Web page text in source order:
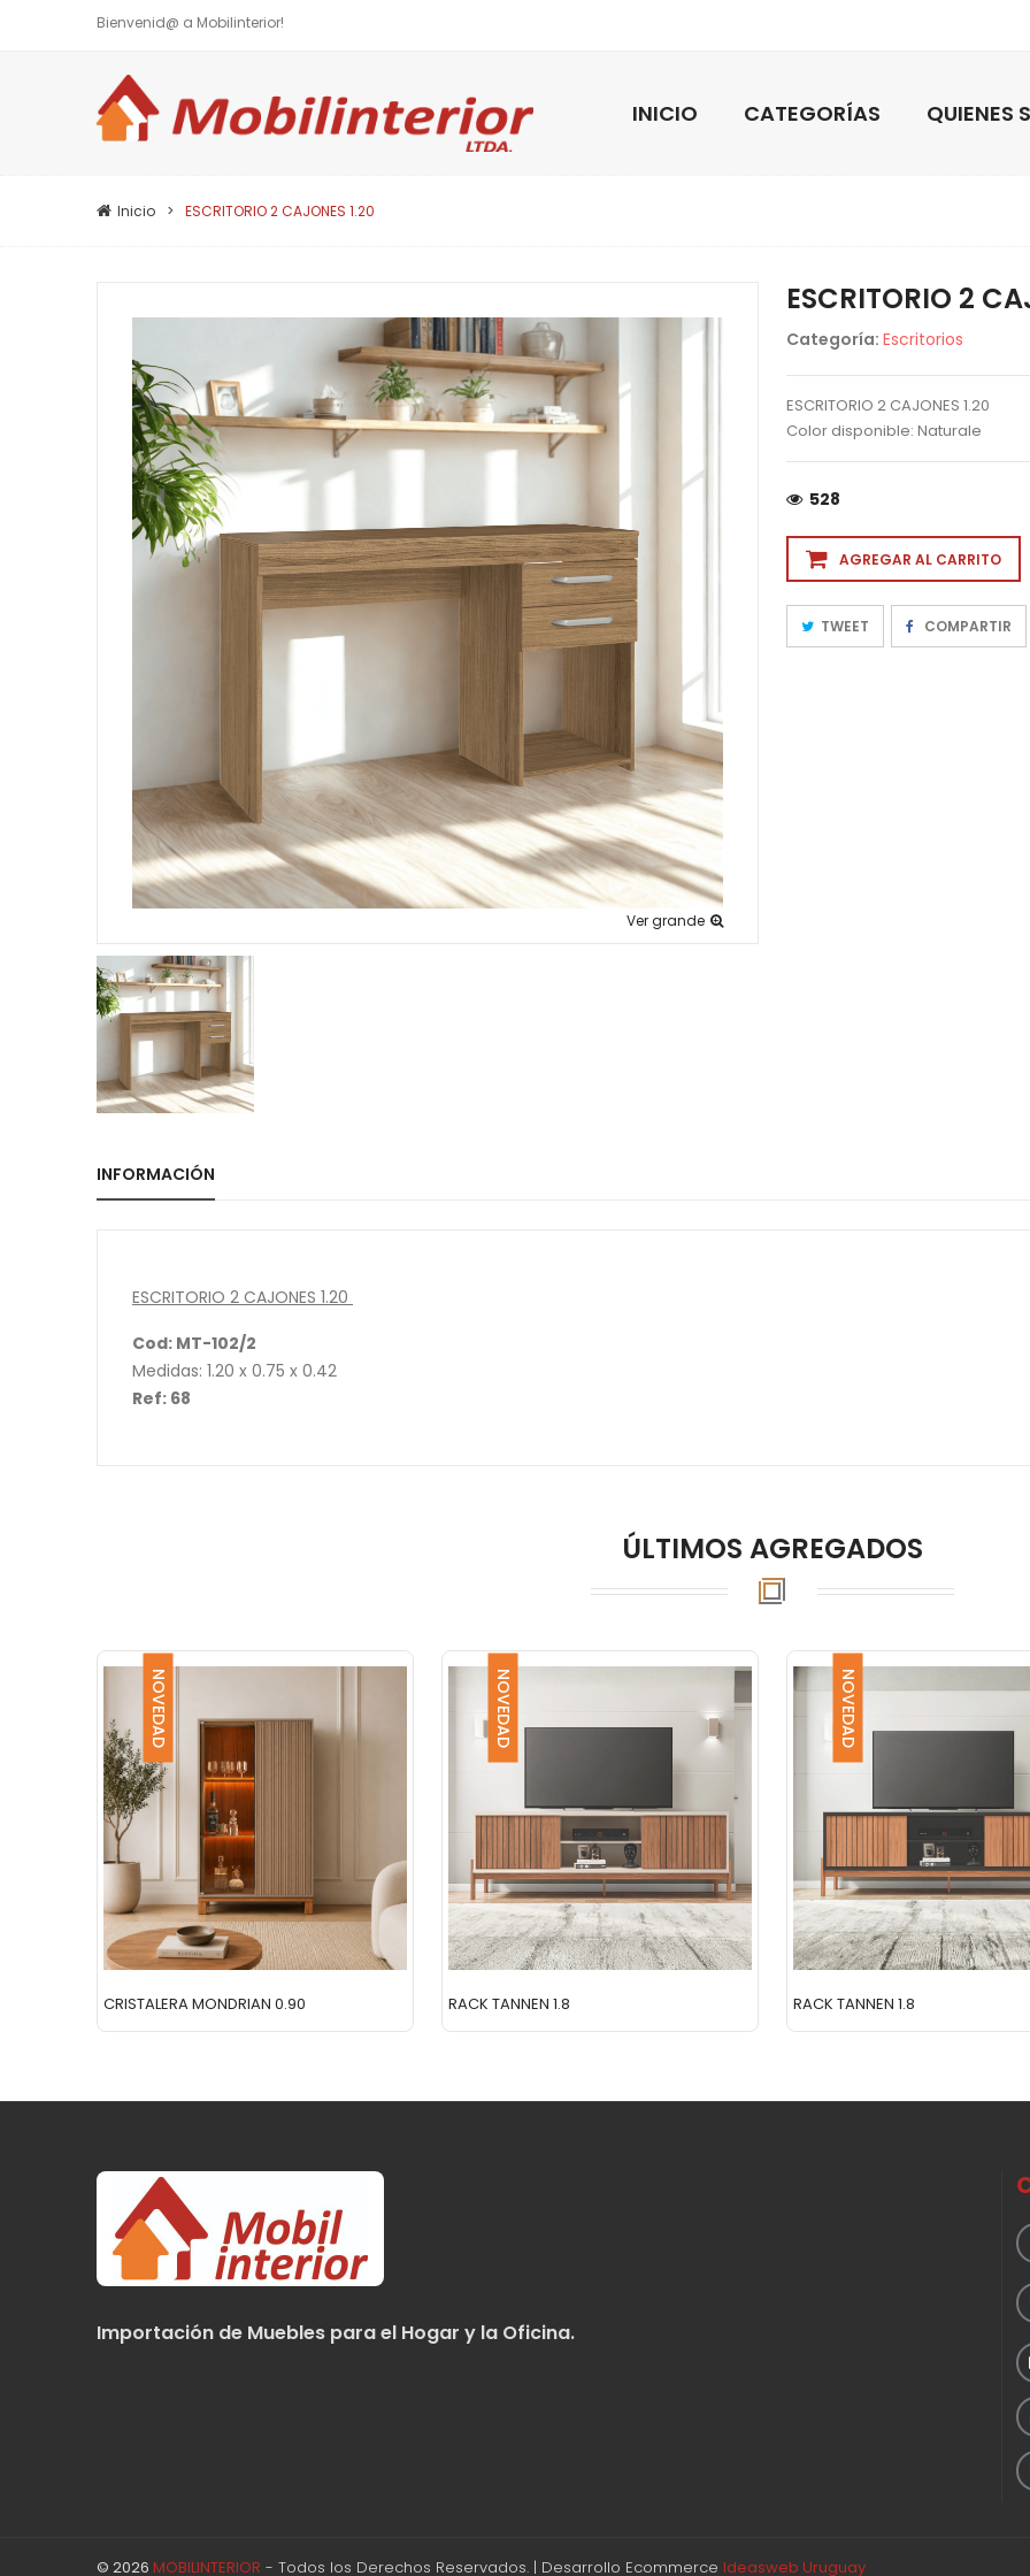
Bienvenid@ a Mobilinterior!
INICIO CATEGORÍAS QUIENES
Inicio ESCRITORIO 2 CAJONES 1.20
Ver grande
ESCRITORIO 2
Categoría: Escritorios
ESCRITORIO 2 CAJONES 1.20
Color disponible: Naturale
528
AGREGAR AL CARRITO
TWEET COMPARTIR
INFORMACIÓN
ESCRITORIO 2 CAJONES 1.20
Cod: MT-102/2
Medidas: 1.20 x 0.75 x 0.42
Ref: 68
ÚLTIMOS AGREGADOS
NOVEDAD
CRISTALERA MONDRIAN 0.90
NOVEDAD
RACK TANNEN 1.8
NOVEDAD
RACK TANNEN 1.8
Importación de Muebles para el Hogar y la Oficina.
© 2026 MOBILINTERIOR - Todos los Derechos Reservados. | Desarrollo Ecommerce Ideasweb Uruguay